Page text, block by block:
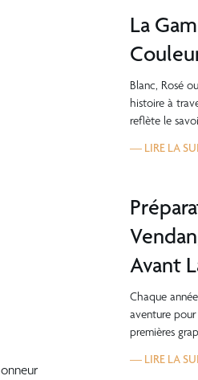
La
Blanc, Rosé
histoire à
reflète le
— LIRE LA
Avant
Chaque
aventure pour
premières
— LIRE LA